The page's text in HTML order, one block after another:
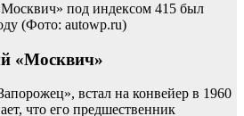
под индексом 415 был
(Фото: autowp.ru)
«Москвич»
встал на конвейер в 1960
что его предшественник